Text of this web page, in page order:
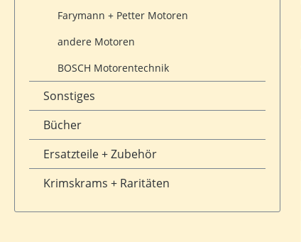
Farymann + Petter Motoren
andere Motoren
BOSCH Motorentechnik
Sonstiges
Bücher
Ersatzteile + Zubehör
Krimskrams + Raritäten